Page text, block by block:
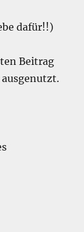
dafür!!)
Beitrag